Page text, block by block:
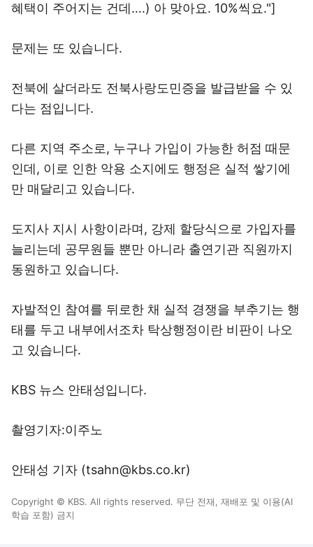
혜택이 주어지는 건데….) 아 맞아요. 10%씩요."]
문제는 또 있습니다.
전북에 살더라도 전북사랑도민증을 발급받을 수 있
다는 점입니다.
다른 지역 주소로, 누구나 가입이 가능한 허점 때문
인데, 이로 인한 악용 소지에도 행정은 실적 쌓기에
만 매달리고 있습니다.
도지사 지시 사항이라며, 강제 할당식으로 가입자를
늘리는데 공무원들 뿐만 아니라 출연기관 직원까지
동원하고 있습니다.
자발적인 참여를 뒤로한 채 실적 경쟁을 부추기는 행
태를 두고 내부에서조차 탁상행정이란 비판이 나오
고 있습니다.
KBS 뉴스 안태성입니다.
촬영기자:이주노
안태성 기자 (tsahn@kbs.co.kr)
Copyright © KBS. All rights reserved. 무단 전재, 재배포 및 이용(AI
학습 포함) 금지